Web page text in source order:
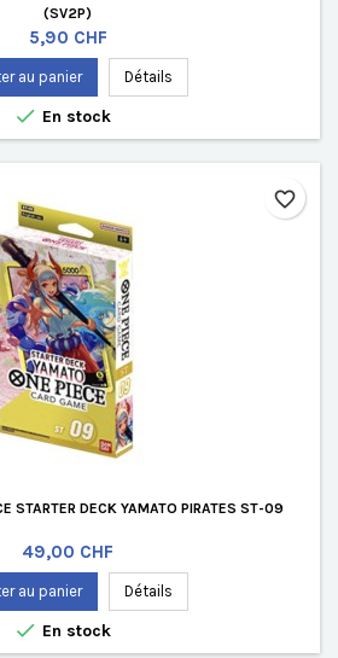
(SV2P)
Prix
5,90 CHF
au panier Détails
 En stock
STARTER DECK YAMATO PIRATES ST-09
Prix
49,00 CHF
au panier Détails
 En stock
favorite_border